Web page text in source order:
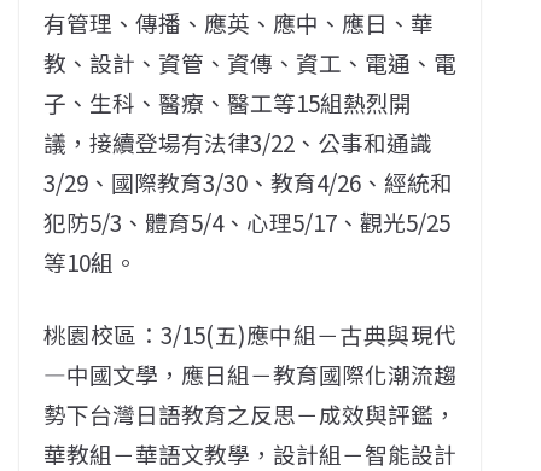
有管理、傳播、應英、應中、應日、華
教、設計、資管、資傳、資工、電通、電
子、生科、醫療、醫工等15組熱烈開
議，接續登場有法律3/22、公事和通識
3/29、國際教育3/30、教育4/26、經統和
犯防5/3、體育5/4、心理5/17、觀光5/25
等10組。
桃園校區：3/15(五)應中組－古典與現代
—中國文學，應日組－教育國際化潮流趨
勢下台灣日語教育之反思－成效與評鑑，
華教組－華語文教學，設計組－智能設計